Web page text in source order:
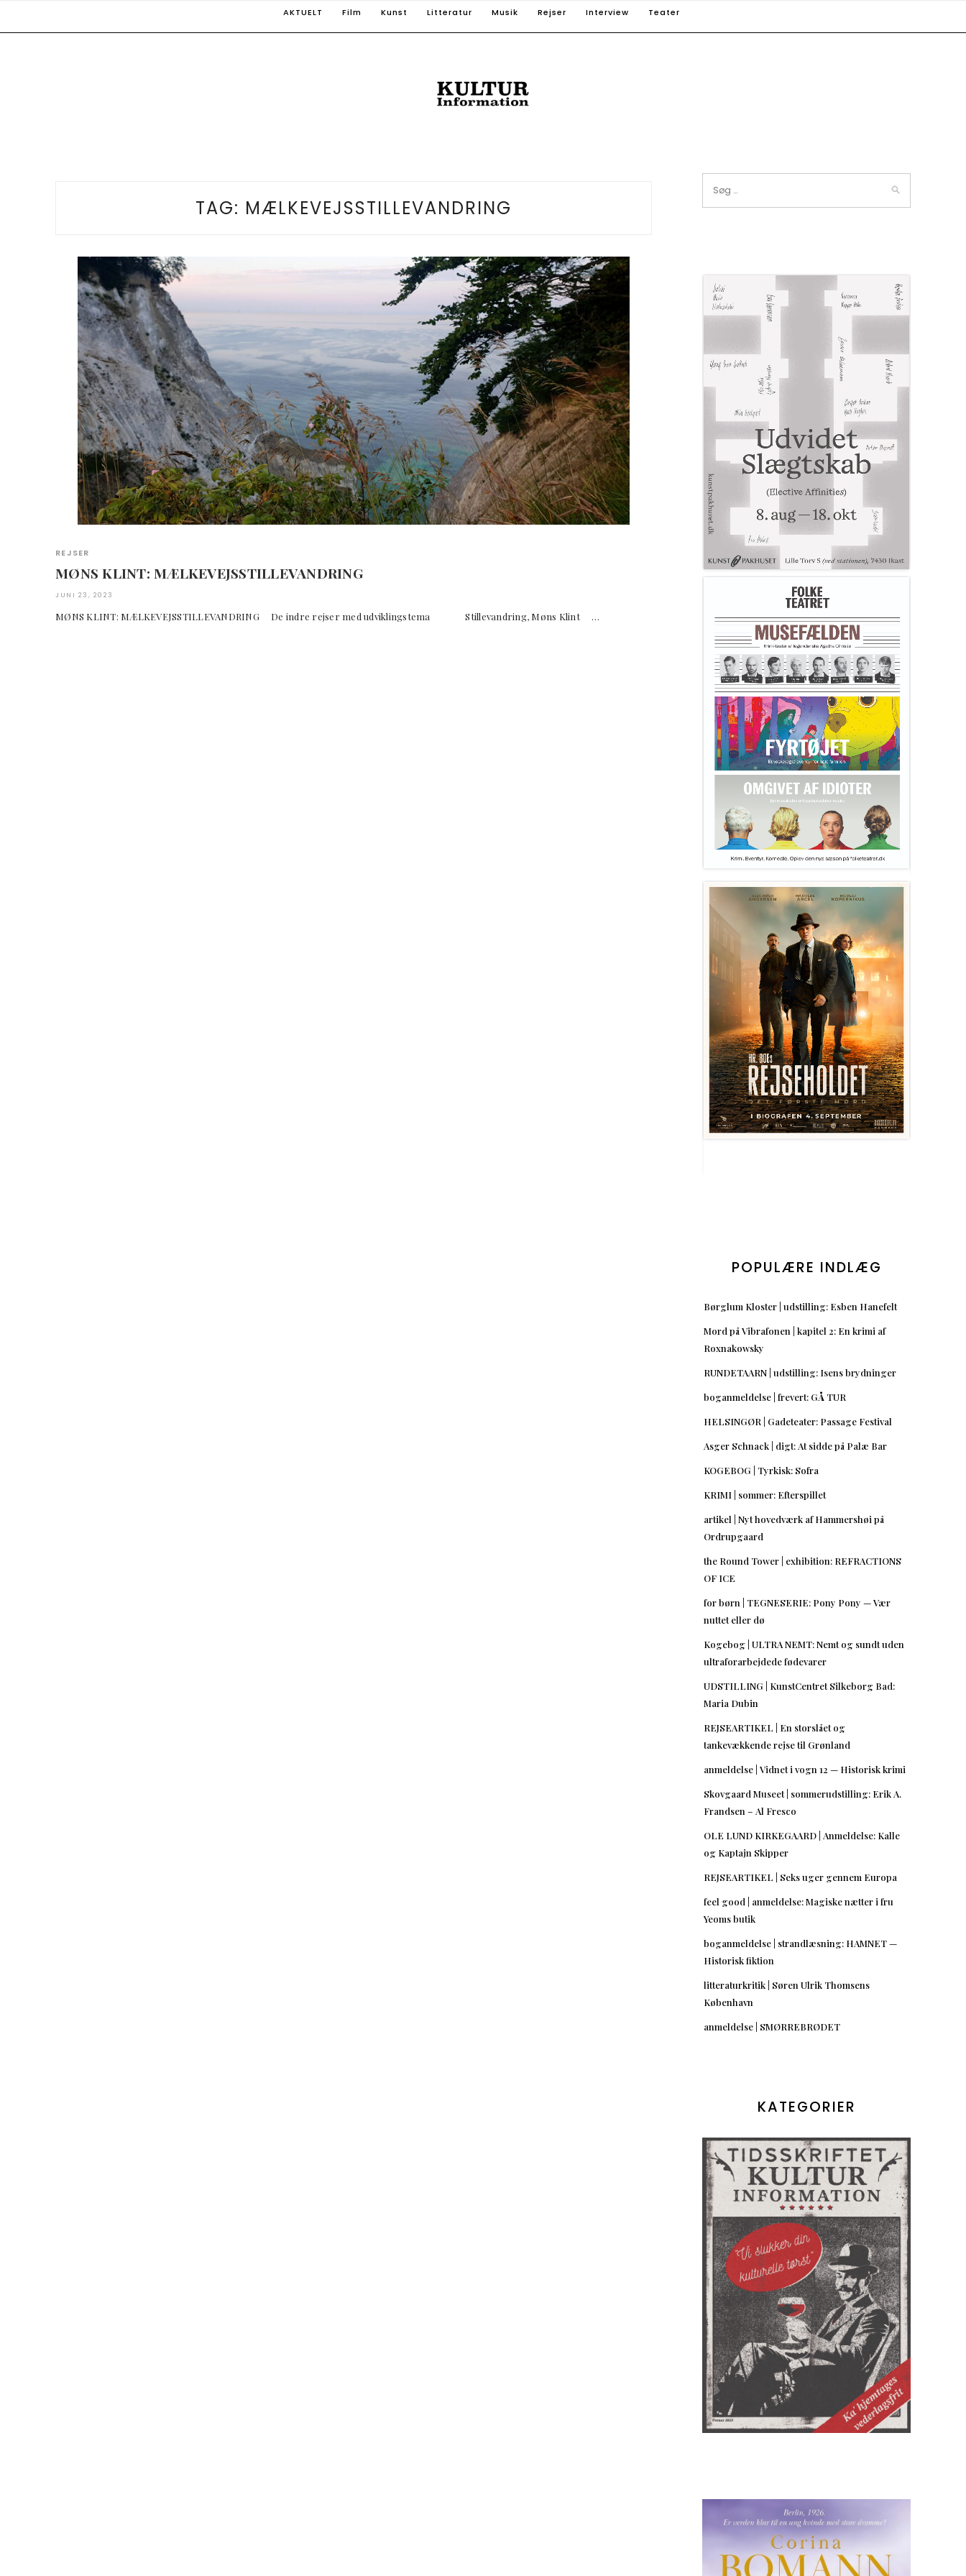
AKTUELT Film Kunst Litteratur Musik Rejser Interview Teater
TAG: MÆLKEVEJSSTILLEVANDRING
REJSER
MØNS KLINT: MÆLKEVEJSSTILLEVANDRING
JUNI 23, 2023
MØNS KLINT: MÆLKEVEJSSTILLEVANDRING De indre rejser med udviklingstema Stillevandring, Møns Klint …
POPULÆRE INDLÆG
Børglum Kloster | udstilling: Esben Hanefelt
Mord på Vibrafonen | kapitel 2: En krimi af
Roxnakowsky
RUNDETAARN | udstilling: Isens brydninger
boganmeldelse | frevert: GÅ TUR
HELSINGØR | Gadeteater: Passage Festival
Asger Schnack | digt: At sidde på Palæ Bar
KOGEBOG | Tyrkisk: Sofra
KRIMI | sommer: Efterspillet
artikel | Nyt hovedværk af Hammershøi på
Ordrupgaard
the Round Tower | exhibition: REFRACTIONS
OF ICE
for børn | TEGNESERIE: Pony Pony — Vær
nuttet eller dø
Kogebog | ULTRA NEMT: Nemt og sundt uden
ultraforarbejdede fødevarer
UDSTILLING | KunstCentret Silkeborg Bad:
Maria Dubin
REJSEARTIKEL | En storslået og
tankevækkende rejse til Grønland
anmeldelse | Vidnet i vogn 12 — Historisk krimi
Skovgaard Museet | sommerudstilling: Erik A.
Frandsen – Al Fresco
OLE LUND KIRKEGAARD | Anmeldelse: Kalle
og Kaptajn Skipper
REJSEARTIKEL | Seks uger gennem Europa
feel good | anmeldelse: Magiske nætter i fru
Yeoms butik
boganmeldelse | strandlæsning: HAMNET —
Historisk fiktion
litteraturkritik | Søren Ulrik Thomsens
København
anmeldelse | SMØRREBRØDET
KATEGORIER